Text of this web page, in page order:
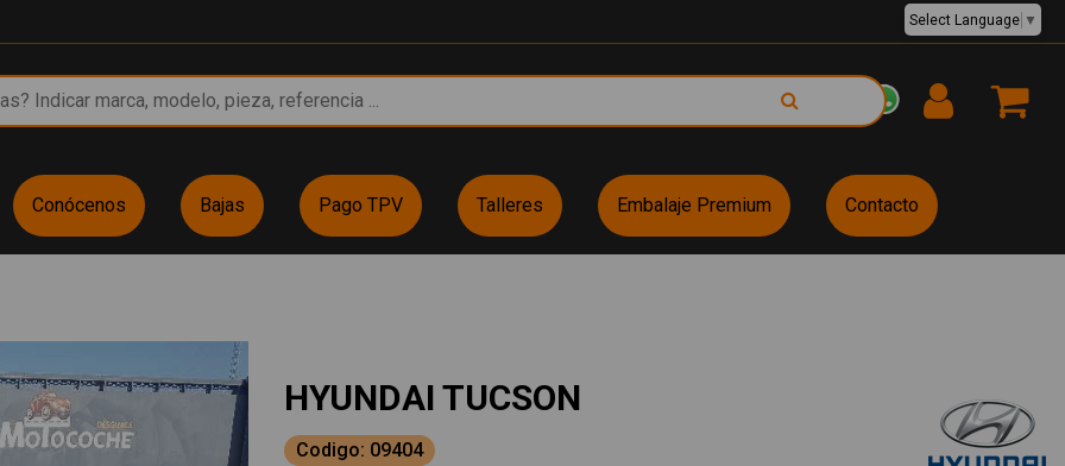
EUR €
Select Language ▼
Conócenos Bajas Pago TPV Talleres Embalaje Premium Contacto
HYUNDAI TUCSON
Codigo: 09404